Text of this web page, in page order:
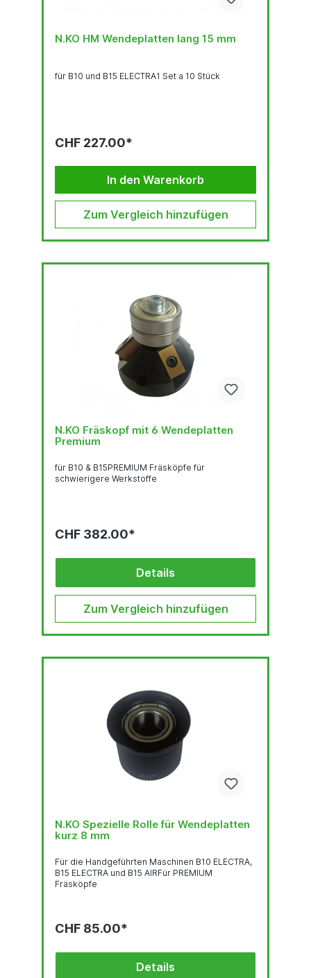
N.KO HM Wendeplatten lang 15 mm
für B10 und B15 ELECTRA1 Set a 10 Stück
CHF 227.00*
In den Warenkorb
Zum Vergleich hinzufügen
N.KO Fräskopf mit 6 Wendeplatten
Premium
für B10 & B15PREMIUM Fräsköpfe für
schwierigere Werkstoffe
CHF 382.00*
Details
Zum Vergleich hinzufügen
N.KO Spezielle Rolle für Wendeplatten
kurz 8 mm
Für die Handgeführten Maschinen B10 ELECTRA,
B15 ELECTRA und B15 AIRFür PREMIUM
Fräsköpfe
CHF 85.00*
Details